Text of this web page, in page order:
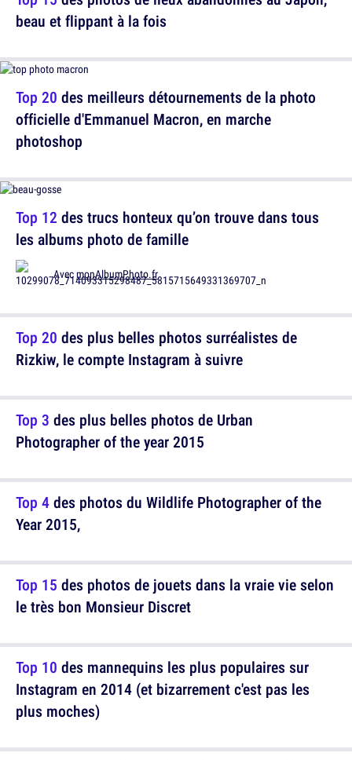
Top 20 des meilleurs détournements de la photo
officielle d'Emmanuel Macron, en marche
photoshop
Top 20 des plus belles photos surréalistes de
Rizkiw, le compte Instagram à suivre
Top 4des photos du Wildlife Photographer of the
Year 2015,
Top 10 des mannequins les plus populaires sur
Instagram en 2014 (et bizarrement c'est pas les
plus moches)
beau et flippant à la fois
Top 12 des trucs honteux qu’on trouve dans tous
les albums photo de famille
AvecmonAlbumPhoto.fr
Top 3 des plus belles photos de Urban
Photographer of the year 2015
Top 15 des photos de jouets dans la vraie vie selon
le très bon Monsieur Discret